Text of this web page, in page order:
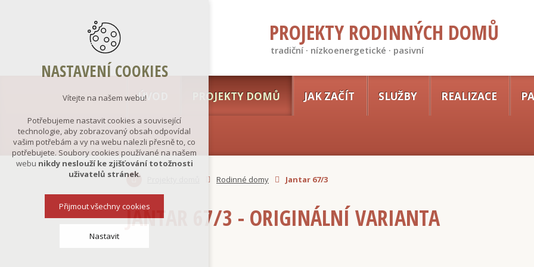
PROJEKTY RODINNÝCH DOMŮ
tradiční · nízkoenergetické · pasivní
ÚVOD PROJEKTY DOMŮ JAK ZAČÍT SLUŽBY REALIZACE
Rodinné domy Jantar 67/3
JANTAR 67/3 - ORIGINÁLNÍ VARIANTA
NASTAVENÍ COOKIES
Vítejte na našem webu!
Potřebujeme nastavit cookies a související
technologie, aby zobrazovaný obsah odpovídal
vašim potřebám a vy na webu nalezli přesně to, co
potřebujete. Soubory cookies používané na našem
webu nikdy neslouží ke zjišťování totožnosti
uživatelů stránek.
Přijmout všechny cookies
Nastavit